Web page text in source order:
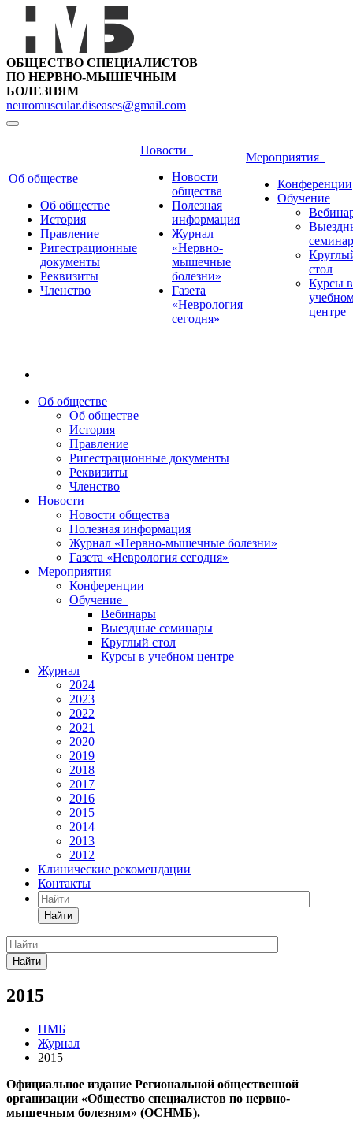
ОБЩЕСТВО СПЕЦИАЛИСТОВ
ПО НЕРВНО-МЫШЕЧНЫМ
БОЛЕЗНЯМ
neuromuscular.diseases@gmail.com
Об обществе
Об обществе
История
Правление
Ригестрационные
документы
Реквизиты
Членство
Новости
Новости
общества
Полезная
информация
Журнал
«Нервно-
мышечные
болезни»
Газета
«Неврология
сегодня»
Мероприятия
Конференции
Обучение
стол
Курсы в
центре
Об обществе
Об обществе
История
Правление
Ригестрационные документы
Реквизиты
Членство
Новости
Новости общества
Полезная информация
Журнал «Нервно-мышечные болезни»
Газета «Неврология сегодня»
Мероприятия
Конференции
Обучение
Вебинары
Выездные семинары
Круглый стол
Курсы в учебном центре
Журнал
2024
2023
2022
2021
2020
2019
2018
2017
2016
2015
2014
2013
2012
Клинические рекомендации
Контакты
Найти
Найти
2015
НМБ
Журнал
2015
Официальное издание Региональной общественной
организации «Общество специалистов по нервно-
мышечным болезням» (ОСНМБ).